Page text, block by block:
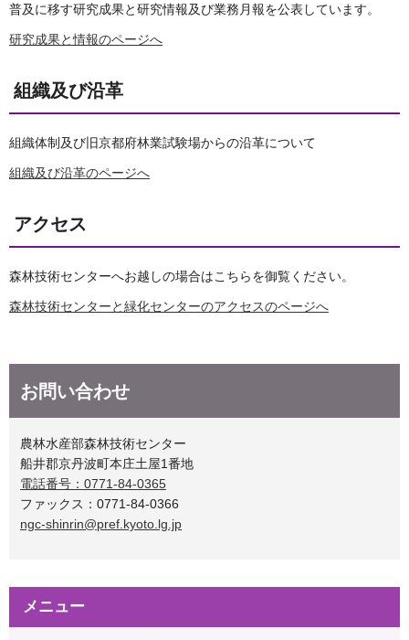
普及に移す研究成果と研究情報及び業務月報を公表しています。
研究成果と情報のページへ
組織及び沿革
組織体制及び旧京都府林業試験場からの沿革について
組織及び沿革のページへ
アクセス
森林技術センターへお越しの場合はこちらを御覧ください。
森林技術センターと緑化センターのアクセスのページへ
お問い合わせ
農林水産部森林技術センター
船井郡京丹波町本庄土屋1番地
電話番号：0771-84-0365
ファックス：0771-84-0366
ngc-shinrin@pref.kyoto.lg.jp
メニュー